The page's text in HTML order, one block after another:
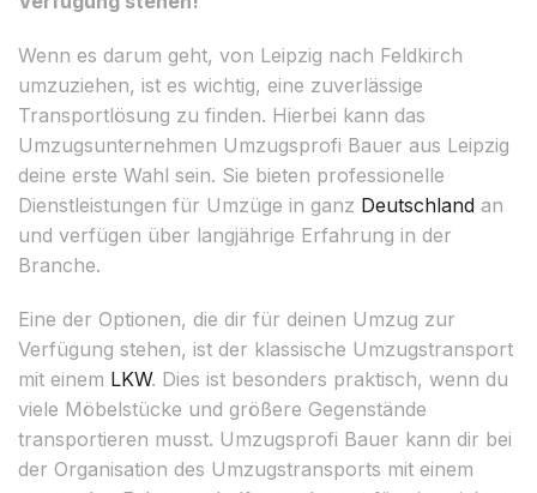
Wenn es darum geht, von Leipzig nach Feldkirch
umzuziehen, ist es wichtig, eine zuverlässige
Transportlösung zu finden. Hierbei kann das
Umzugsunternehmen Umzugsprofi Bauer aus Leipzig
deine erste Wahl sein. Sie bieten professionelle
Dienstleistungen für Umzüge in ganz Deutschland an
und verfügen über langjährige Erfahrung in der
Branche.
Eine der Optionen, die dir für deinen Umzug zur
Verfügung stehen, ist der klassische Umzugstransport
mit einem LKW. Dies ist besonders praktisch, wenn du
viele Möbelstücke und größere Gegenstände
transportieren musst. Umzugsprofi Bauer kann dir bei
der Organisation des Umzugstransports mit einem